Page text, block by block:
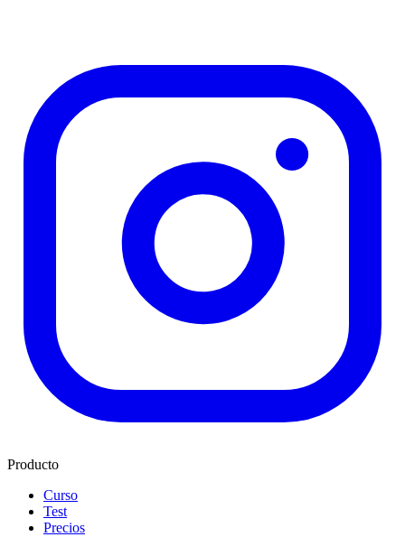
Producto
Curso
Test
Precios